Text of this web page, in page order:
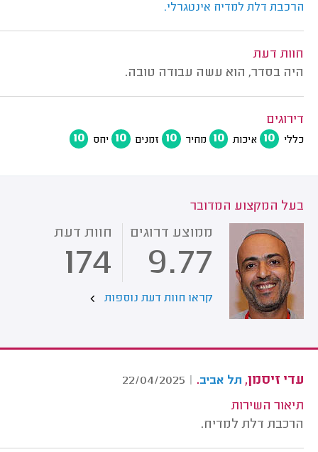
הרכבת דלת למדיח אינטגרלי.
חוות דעת
היה בסדר, הוא עשה עבודה טובה.
דירוגים
כללי 10 איכות 10 מחיר 10 זמנים 10 יחס 10
בעל המקצוע המדובר
ממוצע דרוגים
9.77
חוות דעת
174
קראו חוות דעת נוספות
עדי זיסמן, תל אביב.
|
22/04/2025
תיאור השירות
הרכבת דלת למדיח.